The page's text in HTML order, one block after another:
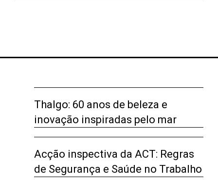
Thalgo: 60 anos de beleza e
inovação inspiradas pelo mar
Acção inspectiva da ACT: Regras
de Segurança e Saúde no Trabalho